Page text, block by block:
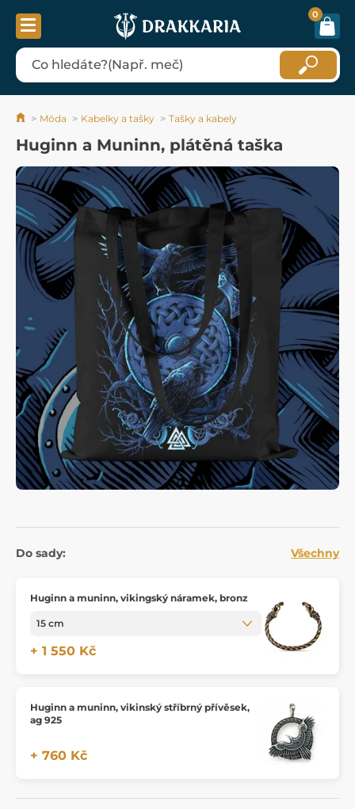
0
Móda Kabelky a tašky Tašky a kabely
Huginn a Muninn, plátěná taška
Do sady: Všechny
Huginn a muninn, vikingský náramek, bronz
+ 1 550 Kč
Huginn a muninn, vikinský stříbrný přívěsek,
ag 925
+ 760 Kč